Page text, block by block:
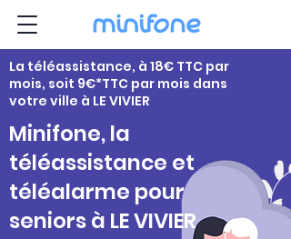
La téléassistance, à 18€ TTC par
mois, soit 9€*TTC par mois dans
votre ville à LE VIVIER
Minifone, la
téléassistance et
téléalarme pour
seniors à LE VIVIER